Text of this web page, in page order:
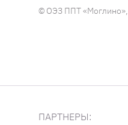
© ОЭЗ ППТ
ПАРТНЕРЫ: